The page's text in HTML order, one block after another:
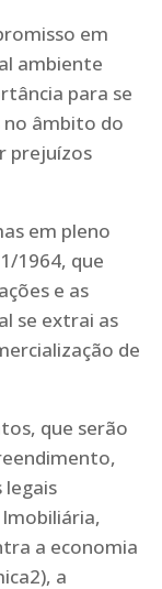
em
ambiente
para se
no âmbito do
prejuízos
em pleno
1964, que
e as
se extrai as
de
que serão
legais
a economia
a